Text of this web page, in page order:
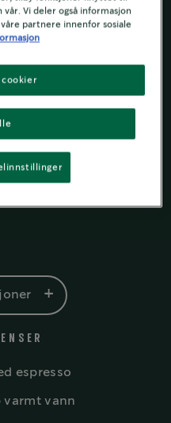
+
espresso
varmt vann
Vi deler også informasjon
partnere innenfor sosiale
cookier